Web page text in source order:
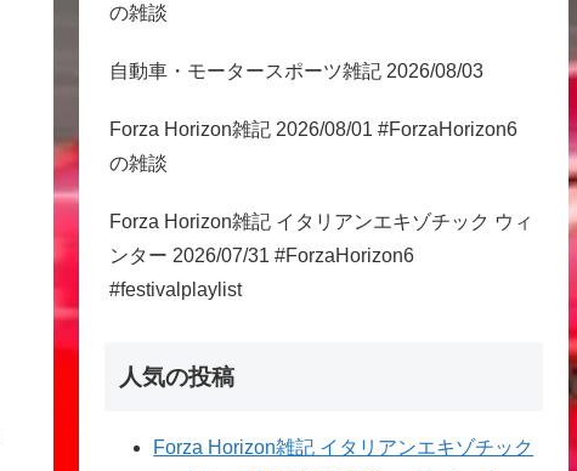
の雑談
自動車・モータースポーツ雑記 2026/08/03
Forza Horizon雑記 2026/08/01 #ForzaHorizon6
の雑談
Forza Horizon雑記 イタリアンエキゾチック ウィ
ンター 2026/07/31 #ForzaHorizon6
#festivalplaylist
人気の投稿
Forza Horizon雑記 イタリアンエキゾチック